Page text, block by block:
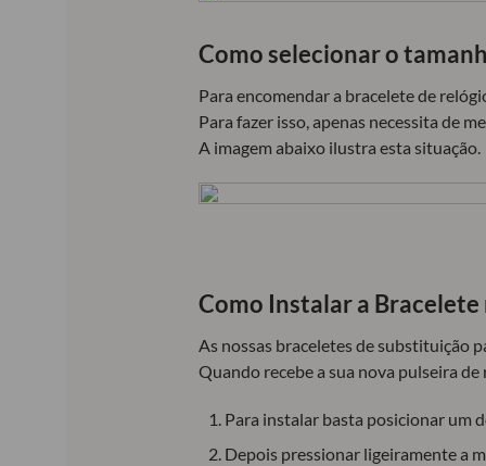
Como selecionar o
Para encomendar a bracelete de
Para fazer isso, apenas necessita de
A imagem abaixo ilustra esta situação.
Como Instalar a Bracelete
As nossas braceletes de substituição
Quando recebe a sua nova pulseira
Para instalar basta posicionar um
Depois pressionar ligeiramente a